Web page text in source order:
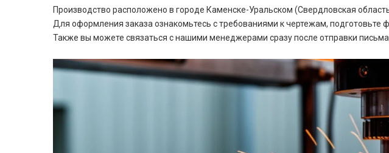
Производство расположено в городе Каменске-Уральском (Свердловская
Для оформления заказа ознакомьтесь с требованиями к чертежам, подготовьте
Также вы можете связаться с нашими менеджерами сразу после отправки